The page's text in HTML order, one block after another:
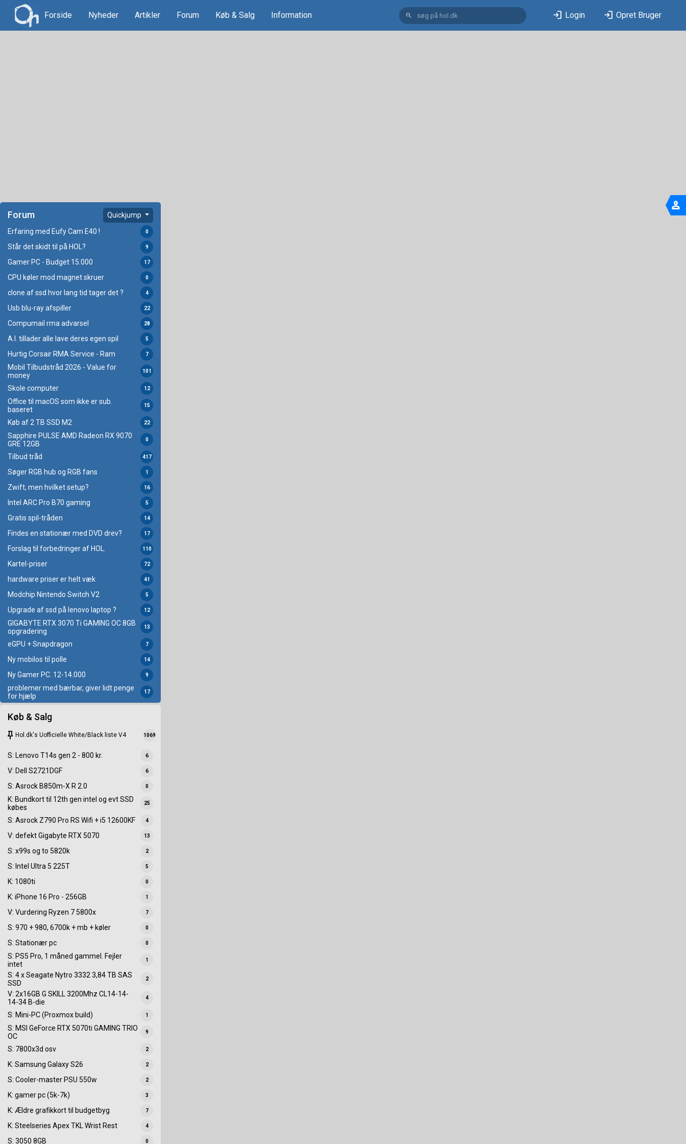
Forside Nyheder Artikler Forum Køb & Salg Information search login Login login Opret Bruger
Forum Quickjump
Erfaring med Eufy Cam E40 ! 0
Står det skidt til på HOL? 9
Gamer PC - Budget 15.000 17
CPU køler mod magnet skruer 0
clone af ssd hvor lang tid tager det ? 4
Usb blu-ray afspiller 22
Compumail rma advarsel 28
A.I. tillader alle lave deres egen spil 5
Hurtig Corsair RMA Service - Ram 7
Mobil Tilbudstråd 2026 - Value for
money
101
Skole computer 12
Office til macOS som ikke er sub.
baseret
15
Køb af 2 TB SSD M2 22
Sapphire PULSE AMD Radeon RX 9070
GRE 12GB
0
Tilbud tråd 417
Søger RGB hub og RGB fans 1
Zwift, men hvilket setup? 16
Intel ARC Pro B70 gaming 5
Gratis spil-tråden 14
Findes en stationær med DVD drev? 17
Forslag til forbedringer af HOL. 110
Kartel-priser 72
hardware priser er helt væk 41
Modchip Nintendo Switch V2 5
Upgrade af ssd på lenovo laptop ? 12
GIGABYTE RTX 3070 Ti GAMING OC 8GB
opgradering
13
eGPU + Snapdragon 7
Ny mobilos til polle 14
Ny Gamer PC. 12-14.000 9
problemer med bærbar, giver lidt penge
for hjælp
17
Køb & Salg
keep Hol.dk's Uofficielle White/Black liste V4 1069
S: Lenovo T14s gen 2 - 800 kr. 6
V: Dell S2721DGF 6
S: Asrock B850m-X R 2.0 0
K: Bundkort til 12th gen intel og evt SSD
købes
25
S: Asrock Z790 Pro RS Wifi + i5 12600KF 4
V: defekt Gigabyte RTX 5070 13
S: x99s og to 5820k 2
S: Intel Ultra 5 225T 5
K: 1080ti 0
K: iPhone 16 Pro - 256GB 1
V: Vurdering Ryzen 7 5800x 7
S: 970 + 980, 6700k + mb + køler 0
S: Stationær pc 0
S: PS5 Pro, 1 måned gammel. Fejler
intet
1
S: 4 x Seagate Nytro 3332 3,84 TB SAS
SSD
2
V: 2x16GB G SKILL 3200Mhz CL14-14-
14-34 B-die
4
S: Mini-PC (Proxmox build) 1
S: MSI GeForce RTX 5070ti GAMING TRIO
OC
9
S: 7800x3d osv 2
K: Samsung Galaxy S26 2
S: Cooler-master PSU 550w 2
K: gamer pc (5k-7k) 3
K: Ældre grafikkort til budgetbyg 7
K: Steelseries Apex TKL Wrist Rest 4
S: 3050 8GB 0
person